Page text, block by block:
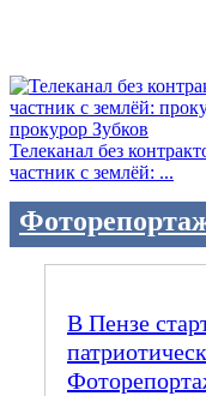
Телеканал без
частник с землёй: ...
В Пензе